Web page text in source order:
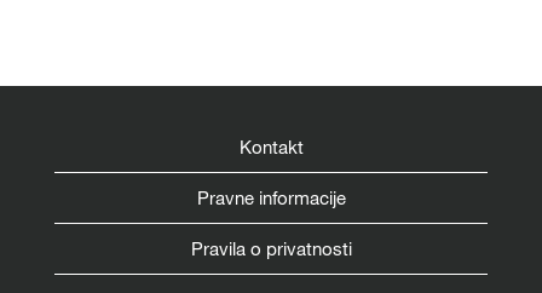
Kontakt
Pravne informacije
Pravila o privatnosti